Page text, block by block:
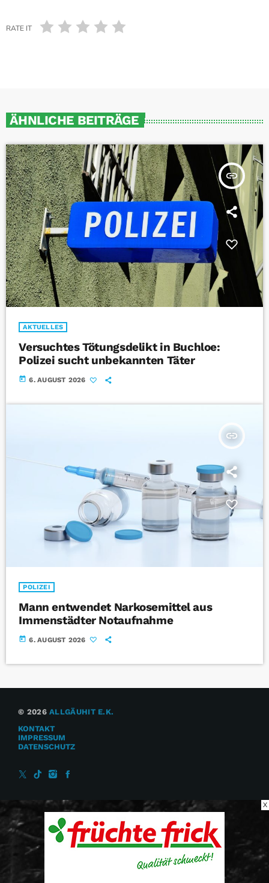
RATE IT
ÄHNLICHE BEITRÄGE
insert_link
AKTUELLES
Versuchtes Tötungsdelikt in Buchloe:
Polizei sucht unbekannten Täter
today 6. AUGUST 2026
insert_link
POLIZEI
Mann entwendet Narkosemittel aus
Immenstädter Notaufnahme
today 6. AUGUST 2026
© 2026ALLGÄUHIT E.K.
KONTAKT
IMPRESSUM
DATENSCHUTZ
X